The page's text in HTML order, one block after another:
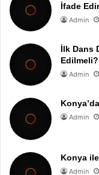
İfade
Admin
İlk Dans
Edilmeli?
Admin
Admin
Konya
Admin